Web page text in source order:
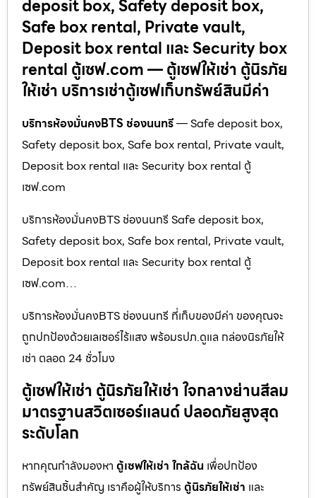
deposit box, Safety deposit box,
Safe box rental, Private vault,
Deposit box rental และ Security box
rental ตู้เซฟ.com — ตู้เซฟให้เช่า ตู้นิรภัย
ให้เช่า บริการเช่าตู้เซฟเก็บทรัพย์สินมีค่า
บริการห้องมั่นคงBTS ช่องนนทรี— Safe deposit box,
Safety deposit box, Safe box rental, Private vault,
Deposit box rental และ Security box rental ตู้
เซฟ.com
บริการห้องมั่นคงBTS ช่องนนทรี Safe deposit box,
Safety deposit box, Safe box rental, Private vault,
Deposit box rental และ Security box rental ตู้
เซฟ.com…
บริการห้องมั่นคงBTS ช่องนนทรี ที่เก็บของมีค่า ของคุณจะ
ถูกปกป้องด้วยเลเซอร์ไร้แสง พร้อมรปภ.ดูแล กล่องนิรภัยให้
เช่า ตลอด 24 ชั่วโมง
ตู้เซฟให้เช่า ตู้นิรภัยให้เช่า ใจกลางย่านสีลม
มาตรฐานสวิตเซอร์แลนด์ ปลอดภัยสูงสุด
ระดับโลก
หากคุณกำลังมองหา ตู้เซฟให้เช่า ใกล้ฉัน เพื่อปกป้อง
ทรัพย์สินชิ้นสำคัญ เราคือผู้ให้บริการ ตู้นิรภัยให้เช่า และ